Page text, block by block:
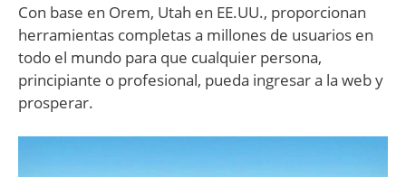
Con base en Orem, Utah en EE.UU., proporcionan
herramientas completas a millones de usuarios en
todo el mundo para que cualquier persona,
principiante o profesional, pueda ingresar a la web y
prosperar.